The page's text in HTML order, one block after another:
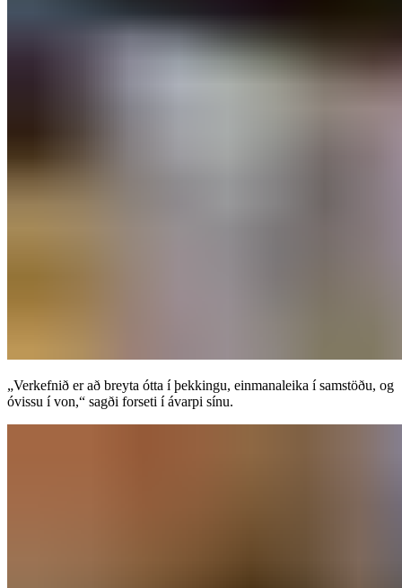
„Verkefnið er að breyta ótta í þekkingu, einmanaleika í samstöðu, og
óvissu í von,“ sagði forseti í ávarpi sínu.​​​​‌ ‍ ​‍​‍‌‍ ‌ ​‍‌‍‍‌‌‍‌ ‌‍‍‌‌‍ ‍​‍​‍​ ‍‍​‍​‍‌ ​ ‌‍​‌‌‍ ‍‌‍‍‌‌ ‌​‌ ‍‌​‍ ‍‌‍‍‌‌‍ ​‍​‍​‍ ​​‍​‍‌‍‍​‌ ​‍‌‍‌‌‌‍‌‍​‍​‍​ ‍‍​‍​‍‌‍‍​‌ ‌​‌ ‌​‌ ​​‌ ​ ​‍ ​‍ ‌‍‌‍‌‍ ‌ ​‍‌ ​ ‌‍‌‌‌ ‌​‌‍‍‌​‍ ‌‌‍‍‌‌ ​ ‌‍ ​‌‍​‌‌‍ ‍‌‍‌​‌ ​ ​‍ ‍‌ ‌‍‌‍‌‌‌ ​‍‌‍​ ‌‍‌‌‌‍ ​​‍ ‍‌‍​‌‌ ​​‌ ​​​‍ ‌ ​ ‌ ‌​‌ ‌‌‌‍‌​‌‍‍‌‌‍ ​‍ ‌‍‍‌‌‍ ‍‌ ‌​‌‍‌‌‌‍ ‍‌ ‌​​‍ ‌‍‌‌‌‍‌​‌‍‍‌‌ ‌​​‍ ‌‍ ‌‌‍ ‌‍‌​‌‍‌‌​ ‌‌ ​​‌ ​‍‌‍‌‌‌ ​ ‌‍‌‌‌‍ ‍‌ ‌​‌‍​‌‌ ‌​‌‍‍‌‌‍ ‌‍ ‍​ ‍ ‌‍‍‌‌‍‌​​ ‌​ ​​​ ‍‌​ ‍‌​ ‌‍​ ‍​​ ​ ​ ‌​‌‍​‍​‍ ‌​ ‌‌‌‍​ ‌‍‌‍​ ‍‌​‍ ‌​ ‌​​ ‌‍​ ‍‌​ ​‌​‍ ‌​ ‍​​ ‌‌​ ​ ​ ​​​‍ ‌‌‍‌​​ ‍‌​ ​ ‌‍​ ​ ​‍​ ‌ ‌‍​ ​ ‍​‌‍‌‌‌‍‌‌​ ​​​ ‌‌​ ‍ ‌ ‌​‌ ‍‌‌ ​​‌‍‌‌​ ‌‌‍ ‍‌‍‌‌‌ ‌ ‌ ​ ​ ‍ ‌ ​​‌‍​‌‌ ‌​‌‍‍​​ ‌‌ ​​‌‍​‌‌‍‌ ‌‍‌‌‌​​‍‌ ‌‌‌‍‍‌‌‍ ​‌‍‌​‌‍‌‌‌ ​‍​‍‌‌​ ‌‌‌​​‍‌‌ ‌‍‍ ‌‍‌‌‌ ‍‌​‍‌‌​ ​ ‌​‌​​‍‌‌​ ​ ‌​‌​​‍‌‌​ ​‍​ ​‍​ ‌ ‌‍‌‍‌‍​ ​ ‌‍​ ‌‍‌‍‌‌​ ‍‌​ ​​​ ‌‍​ ​ ‌‍​ ​ ‍‌​‍‌‌​ ​‍​ ​‍​‍‌‌​ ‌‌‌​‌​​‍ ‍‌‍‍‌‌‍ ‌‌‍​‌‌‍‌ ‌‍‌‌‌ ​ ​‍‌‌​ ‌‌‌​​‍‌‌ ‌‍‍ ‌‍‌‌‌ ‍‌​‍‌‌​ ​ ‌​‌​​‍‌‌​ ​ ‌​‌​​‍‌‌​ ​‍​ ​‍​ ‌‍‌‍​ ​ ‌‌​ ​ ​ ​‌‌‍​‍​ ‍​‌‍‌‌​ ​​​ ‌ ​ ‌‌​ ‌​​‍‌‌​ ​‍​ ​‍​‍‌‌​ ‌‌‌​‌​​‍ ‍‌‍​ ‌‍​‌‌ ​​‌ ‌​‌‍‍‌‌‍ ‌‍ ‍​ ‌‍​‍‌‍​‌‌ ​ ‌‍‌‌‌‌‌‌‌ ​‍‌‍ ​​ ‌‌‍‍​‌ ‌​‌ ‌​‌ ​​‌ ​ ​‍‌‌​ ​‍‌​‌‍​‍‌‌​ ​‍‌​‌‍‌‍‌‍‌‍ ‌ ​‍‌ ​ ‌‍‌‌‌ ‌​‌‍‍‌​‍ ‌‌‍‍‌‌ ​ ‌‍ ​‌‍​‌‌‍ ‍‌‍‌​‌ ​ ​‍ ‍‌ ‌‍‌‍‌‌‌ ​‍‌‍​ ‌‍‌‌‌‍ ​​‍ ‍‌‍​‌‌ ​​‌ ​​​‍‌‌​ ​‍‌​‌‍‌ ​ ‌ ‌​‌ ‌‌‌‍‌​‌‍‍‌‌‍ ​‍‌‍‌‍‍‌‌‍‌​​ ‌​ ​​​ ‍‌​ ‍‌​ ‌‍​ ‍​​ ​ ​ ‌​‌‍​‍​‍ ‌​ ‌‌‌‍​ ‌‍‌‍​ ‍‌​‍ ‌​ ‌​​ ‌‍​ ‍‌​ ​‌​‍ ‌​ ‍​​ ‌‌​ ​ ​ ​​​‍ ‌‌‍‌​​ ‍‌​ ​ ‌‍​ ​ ​‍​ ‌ ‌‍​ ​ ‍​‌‍‌‌‌‍‌‌​ ​​​ ‌‌​‍‌‍‌ ‌​‌ ‍‌‌ ​​‌‍‌‌​ ‌‌‍ ‍‌‍‌‌‌ ‌ ‌ ​ ​‍‌‍‌ ​​‌‍​‌‌ ‌​‌‍‍​​ ‌‌ ​​‌‍​‌‌‍‌ ‌‍‌‌‌​​‍‌ ‌‌‌‍‍‌‌‍ ​‌‍‌​‌‍‌‌‌ ​‍​‍‌‌​ ‌‌‌​​‍‌‌ ‌‍‍ ‌‍‌‌‌ ‍‌​‍‌‌​ ​ ‌​‌​​‍‌‌​ ​ ‌​‌​​‍‌‌​ ​‍​ ​‍​ ‌ ‌‍‌‍‌‍​ ​ ‌‍​ ‌‍‌‍‌‌​ ‍‌​ ​​​ ‌‍​ ​ ‌‍​ ​ ‍‌​‍‌‌​ ​‍​ ​‍​‍‌‌​ ‌‌‌​‌​​‍ ‍‌‍‍‌‌‍ ‌‌‍​‌‌‍‌ ‌‍‌‌‌ ​ ​‍‌‌​ ‌‌‌​​‍‌‌ ‌‍‍ ‌‍‌‌‌ ‍‌​‍‌‌​ ​ ‌​‌​​‍‌‌​ ​ ‌​‌​​‍‌‌​ ​‍​ ​‍​ ‌‍‌‍​ ​ ‌‌​ ​ ​ ​‌‌‍​‍​ ‍​‌‍‌‌​ ​​​ ‌ ​ ‌‌​ ‌​​‍‌‌​ ​‍​ ​‍​‍‌‌​ ‌‌‌​‌​​‍ ‍‌‍​ ‌‍​‌‌ ​​‌ ‌​‌‍‍‌‌‍ ‌‍ ‍​‍‌‍‌ ​​‌‍‌‌‌ ​‍‌ ​ ‌ ​​‌‍‌‌‌‍​ ‌ ‌​‌‍‍‌‌ ‌‍‌‍‌‌​ ‌‌ ​​‌ ‌‌‌‍​‍‌‍ ​‌‍‍‌‌ ​ ‌‍‍​‌‍‌‌‌‍‌​​‍​‍‌ ‌